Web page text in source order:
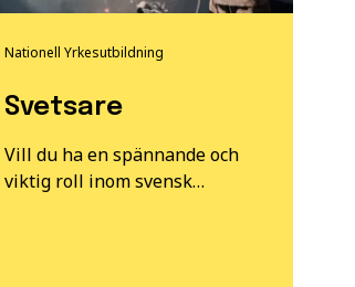
Nationell Yrkesutbildning
Svetsare
Vill du ha en spännande och
viktig roll inom svensk…